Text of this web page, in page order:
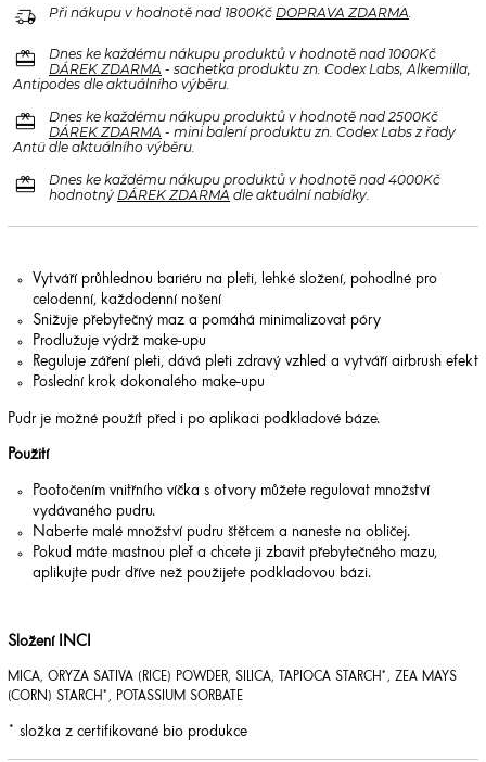
delivery_truck_speed Při nákupu v hodnotě nad 1800Kč DOPRAVA ZDARMA
redeem
Dnes ke každému nákupu produktů v hodnotě nad 1000Kč
DÁREK ZDARMA - sachetka produktu zn. Codex Labs, Alkemilla,
Antipodes dle aktuálního výběru.
redeem
Dnes ke každému nákupu produktů v hodnotě nad 2500Kč
DÁREK ZDARMA - mini balení produktu zn. Codex Labs z řady
Antü dle aktuálního výběru.
redeem
Dnes ke každému nákupu produktů v hodnotě nad 4000Kč
hodnotný DÁREK ZDARMA dle aktuální nabídky.
Vytváří průhlednou bariéru na pleti, lehké složení, pohodlné pro
celodenní, každodenní nošení
Snižuje přebytečný maz a pomáhá minimalizovat póry
Prodlužuje výdrž make-upu
Reguluje záření pleti, dává pleti zdravý vzhled a vytváří airbrush efekt
Poslední krok dokonalého make-upu
Pudr je možné použít před i po aplikaci podkladové báze.
Použití
Pootočením vnitřního víčka s otvory můžete regulovat množství
vydávaného pudru.
Naberte malé množství pudru štětcem a naneste na obličej.
Pokud máte mastnou pleť a chcete ji zbavit přebytečného mazu,
aplikujte pudr dříve než použijete podkladovou bázi.
Složení INCI
MICA, ORYZA SATIVA (RICE) POWDER, SILICA, TAPIOCA STARCH*, ZEA MAYS
(CORN) STARCH*, POTASSIUM SORBATE
* složka z certifikované bio produkce